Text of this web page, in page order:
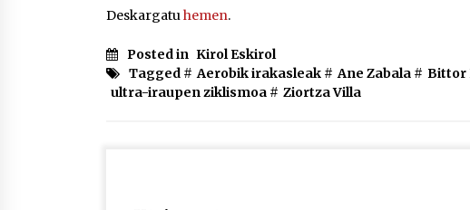
Deskargatuhemen.
Posted in Kirol Eskirol
Tagged # Aerobik irakasleak # Ane Zabala # Bittor
ultra-iraupen ziklismoa # Ziortza Villa